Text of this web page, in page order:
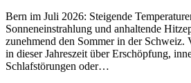
Bern im Juli 2026: Steigende Temperaturen, intensive
Sonneneinstrahlung und anhaltende
zunehmend den Sommer in der Schweiz.
in dieser Jahreszeit über Erschöpfung,
Schlafstörungen oder…